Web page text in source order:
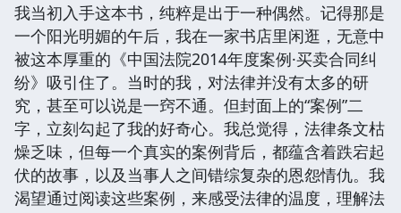
我当初入手这本书，纯粹是出于一种偶然。记得那是
一个阳光明媚的午后，我在一家书店里闲逛，无意中
被这本厚重的《中国法院2014年度案例·买卖合同纠
纷》吸引住了。当时的我，对法律并没有太多的研
究，甚至可以说是一窍不通。但封面上的“案例”二
字，立刻勾起了我的好奇心。我总觉得，法律条文枯
燥乏味，但每一个真实的案例背后，都蕴含着跌宕起
伏的故事，以及当事人之间错综复杂的恩怨情仇。我
渴望通过阅读这些案例，来感受法律的温度，理解法